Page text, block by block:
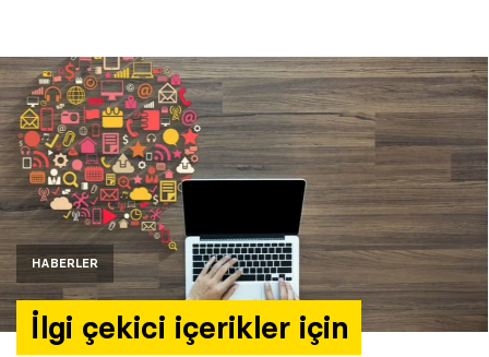
HABERLER
İlgi çekici içerikler için
Araştırma